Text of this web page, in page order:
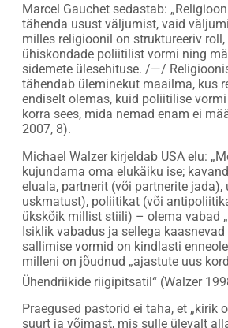
Marcel Gauchet sedastab:
tähenda usust väljumist, vaid
milles religioonil on struktureeriv
ühiskondade poliitilist vormi ning
sidemete ülesehituse. /—/
tähendab üleminekut maailma, kus
endiselt olemas, kuid poliitilise
korra sees, mida nemad enam ei
2007, 8).
Michael Walzer kirjeldab USA elu:
kujundama oma elukäiku ise;
eluala, partnerit (või partnerite jada),
uskmatust), poliitikat (või
ükskõik millist stiili) – olema vabad
Isiklik vabadus ja sellega
sallimise vormid on kindlasti
milleni on jõudnud „ajastute uus
Ühendriikide riigipitsatil“ (Walzer
Praegused pastorid ei taha, et „kirik
suurt ja võimast, mis sulle ülevalt